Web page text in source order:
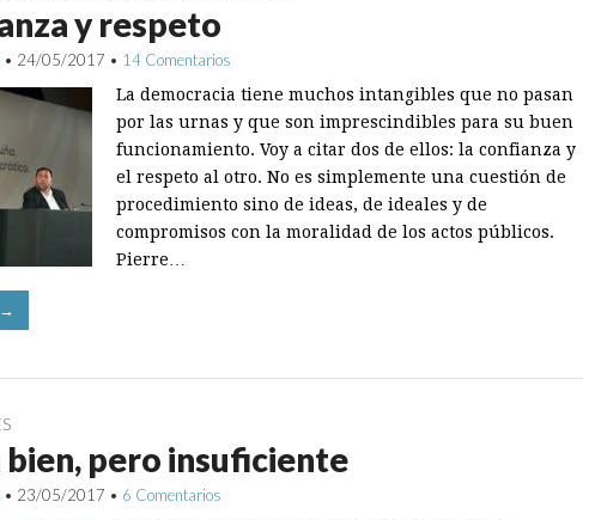
y respeto
• 24/05/2017 • 14 Comentarios
La democracia tiene muchos intangibles que no pasan
por las ­urnas y que son imprescindibles para su buen
funcionamiento. Voy a citar dos de ellos: la confianza y
el respeto al otro. No es simplemente una cuestión de
procedimiento sino de ideas, de ideales y de
compromisos con la moralidad de los actos públicos.
Pierre…
bien, pero insuficiente
• 23/05/2017 • 6 Comentarios